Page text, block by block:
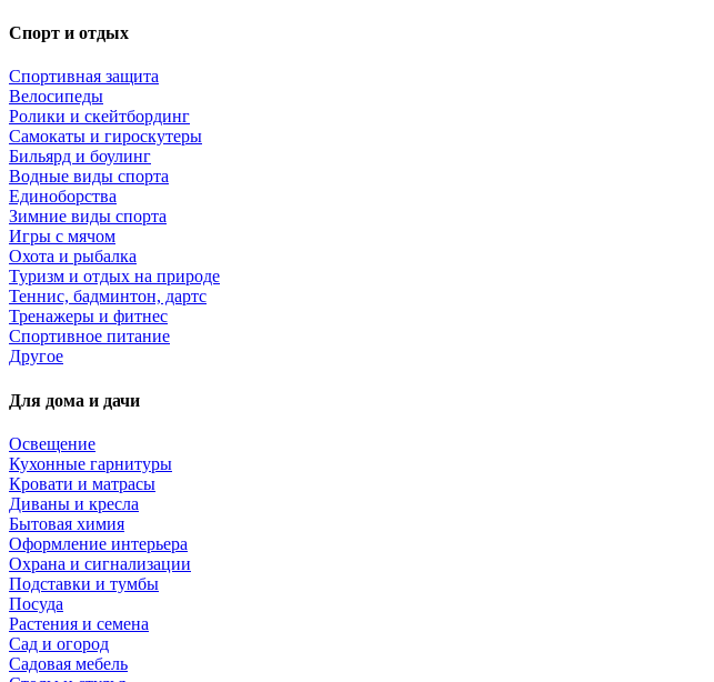
Спорт и отдых
Спортивная защита
Велосипеды
Ролики и скейтбординг
Самокаты и гироскутеры
Бильярд и боулинг
Водные виды спорта
Единоборства
Зимние виды спорта
Игры с мячом
Охота и рыбалка
Туризм и отдых на природе
Теннис, бадминтон, дартс
Тренажеры и фитнес
Спортивное питание
Другое
Для дома и дачи
Освещение
Кухонные гарнитуры
Кровати и матрасы
Диваны и кресла
Бытовая химия
Оформление интерьера
Охрана и сигнализации
Подставки и тумбы
Посуда
Растения и семена
Сад и огород
Садовая мебель